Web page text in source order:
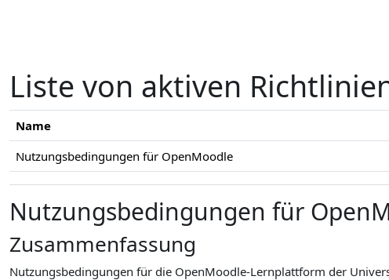
Liste von aktiven
Name
Nutzungsbedingungen für OpenMoodle
Nutzungsbedingungen für
Zusammenfassung
Nutzungsbedingungen für die OpenMoodle-Lernplattform der